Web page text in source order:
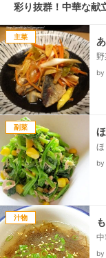
彩り抜群！中華な献
主菜
by
副菜
by
汁物
by